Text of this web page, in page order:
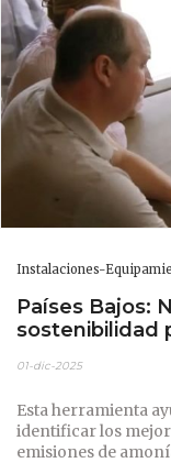
Instalaciones-
Países Bajos:
sostenibilidad
01-dic-2025
Esta herramienta
identificar los
emisiones de